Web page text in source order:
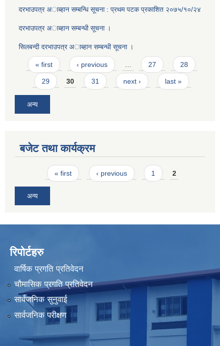
दरभाउपत्र अाब्हान सम्बन्धि सूचना : प्रथम पटक प्रकाशित २०७५/१०/२४
दरभाउपत्र अाब्हान सम्बन्धी सूचना ।
सिलबन्दी दरभाउपत्र अाब्हान सम्बन्धी सूचना ।
Pages
« first ‹ previous … 27 28
29 30 31 next › last »
अन्य
बजेट तथा कार्यक्रम
Pages« first ‹ previous 1 2
अन्य
रिपोर्टहरु
वार्षिक प्रगति प्रतिवेदन
चौमासिक प्रगति प्रतिवेदन
सार्वजनिक सुनुवाई
सार्वजनिक परीक्षण